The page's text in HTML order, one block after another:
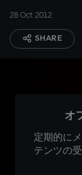
28 Oct 2012
SHARE
オ
定期的に
テンツの